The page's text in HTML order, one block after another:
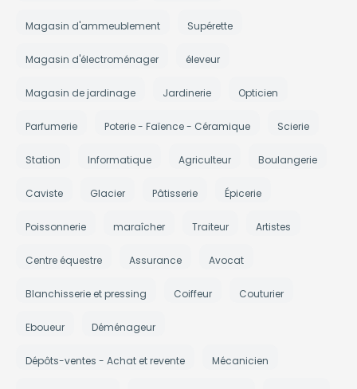
Magasin d'ammeublement Supérette
Magasin d'électroménager éleveur
Magasin de jardinage Jardinerie Opticien
Parfumerie Poterie - Faïence - Céramique Scierie
Station Informatique Agriculteur Boulangerie
Caviste Glacier Pâtisserie Épicerie
Poissonnerie maraîcher Traiteur Artistes
Centre équestre Assurance Avocat
Blanchisserie et pressing Coiffeur Couturier
Eboueur Déménageur
Dépôts-ventes - Achat et revente Mécanicien